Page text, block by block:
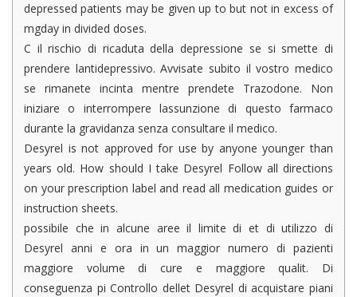
depressed patients may be given up to but not in excess of
mgday in divided doses.
C il rischio di ricaduta della depressione se si smette di
prendere lantidepressivo. Avvisate subito il vostro medico
se rimanete incinta mentre prendete Trazodone. Non
iniziare o interrompere lassunzione di questo farmaco
durante la gravidanza senza consultare il medico.
Desyrel is not approved for use by anyone younger than
years old. How should I take Desyrel Follow all directions
on your prescription label and read all medication guides or
instruction sheets.
possibile che in alcune aree il limite di et di utilizzo di
Desyrel anni e ora in un maggior numero di pazienti
maggiore volume di cure e maggiore qualit. Di
conseguenza pi Controllo dellet Desyrel di acquistare piani